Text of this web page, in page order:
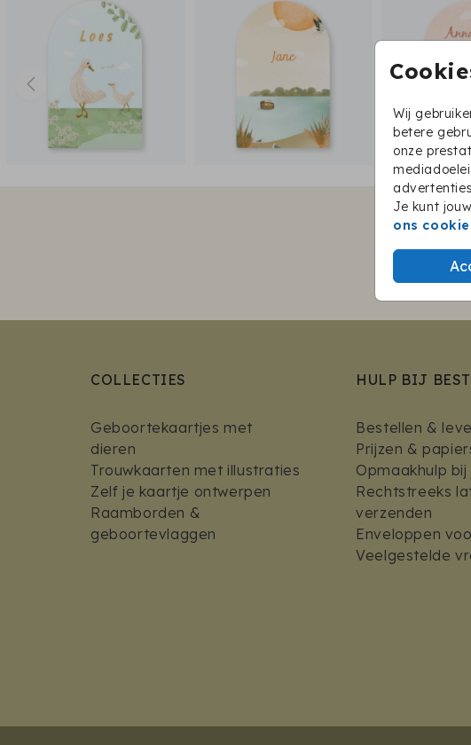
Wij
betere
onze
Je kunt
ons
COLLECTIES
Geboortekaartjes met
dieren
Trouwkaarten met illustraties
Zelf je kaartje ontwerpen
Raamborden &
geboortevlaggen
HULP BIJ
Bestellen &
Prijzen &
Opmaakhulp
Rechtstreeks
verzenden
Enveloppen
Veelgestelde